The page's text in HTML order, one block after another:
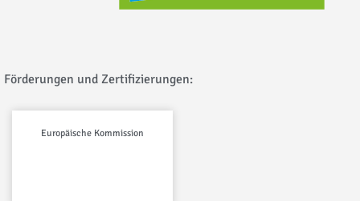
Förderungen und Zertifizierungen:
Europäische Kommission